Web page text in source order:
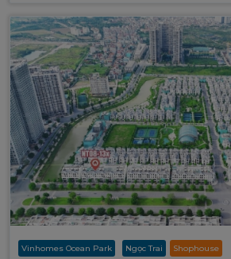
Vinhomes Ocean Park Ngọc Trai Shophouse